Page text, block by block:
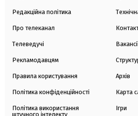
Редакційна політика
Про телеканал
Телеведучі
Рекламодавцям
Правила користування
Політика конфіденційності
Політика використання
штучного інтелекту
Архів
Карта
Ігри